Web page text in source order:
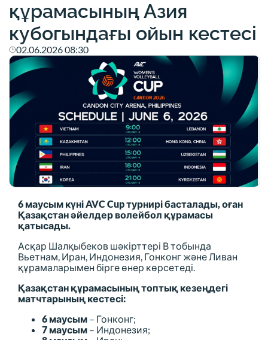
құрамасының Азия
кубогындағы ойын кестесі
02.06.2026 08:30
6 маусым күні AVC Cup турнирі басталады, оған
Қазақстан әйелдер волейбол құрамасы
қатысады.
Асқар Шалқыбеков шәкірттері В тобында
Вьетнам, Иран, Индонезия, Гонконг және Ливан
құрамаларымен бірге өнер көрсетеді.
Қазақстан құрамасының топтық кезеңдегі
матчтарының кестесі:
6 маусым – Гонконг;
7 маусым – Индонезия;